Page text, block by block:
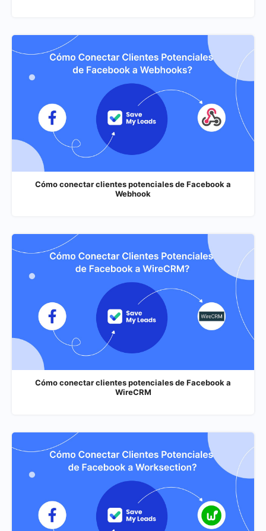
Cómo conectar clientes potenciales de Facebook a
Webhook
Cómo conectar clientes potenciales de Facebook a
WireCRM